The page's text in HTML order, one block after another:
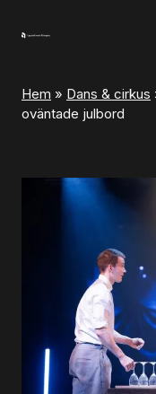
Program och
Program och biljetter
Aktuella
Presentkort på
Hem » Dans & cirkus
oväntade julbord